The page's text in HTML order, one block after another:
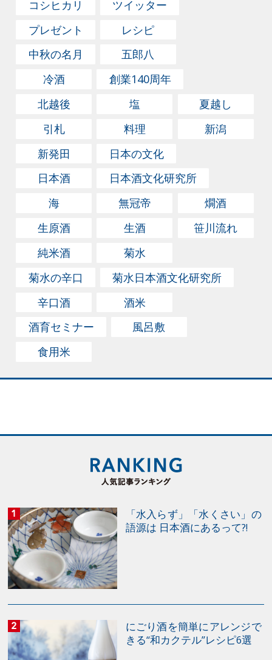
鎌倉で見かけた”そのひと”のように菓子折などを包む際
の代表的なものは「お使い包み」だろう。 ■お使い包み
四角いものだけでなく、酒などの瓶を包むこともでき
ので、手提げ袋がいらなくなるのもうれしい。 ■瓶１本
包み 四合瓶なら二巾(68～70cm)、一升瓶なら二四巾
み 四合瓶なら二巾(68～70cm)、一升瓶なら三巾(104cm)
が最適。２本の瓶の形が同じか、よく似ているほどきれ
いに安定して包める。 どうです。日本酒の風呂敷包み、
(720ml)１本の重量は約1.2kgほどなので、力のない方で
も難なく持てる。ちなみに一升瓶(1800ml)だと重量は約
まないので痛くならない。 市場に出まわっている風呂
敷の色柄も豊富で、昔ながらのシブイものからモダンな
デザインのものまで、よりどりみどり。そこに贈る人の
センスも発揮できるってもんだ。お中元やお歳暮の贈り
方としてはじつに風流で粋だし、パーティなどお呼ばれ
コシヒカリ
ツイッター
プレゼント
レシピ
中秋の名月
五郎八
冷酒
創業140周年
北越後
塩
夏越し
引札
料理
新潟
新発田
日本の文化
日本酒
日本酒文化研究所
海
無冠帝
燗酒
生原酒
生酒
笹川流れ
純米酒
菊水
菊水の辛口
菊水日本酒文化研究所
辛口酒
酒米
酒育セミナー
風呂敷
食用米
「水入らず」「水くさい」の
語源は 日本酒にあるって?!
にごり酒を簡単にアレンジで
きる“和カクテル”レシピ6選